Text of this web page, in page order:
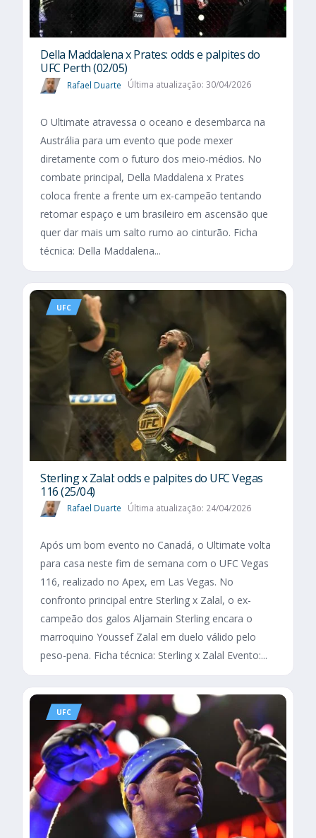
Della Maddalena x Prates: odds e palpites do
UFC Perth (02/05)
Rafael Duarte Última atualização: 30/04/2026
O Ultimate atravessa o oceano e desembarca na
Austrália para um evento que pode mexer
diretamente com o futuro dos meio-médios. No
combate principal, Della Maddalena x Prates
coloca frente a frente um ex-campeão tentando
retomar espaço e um brasileiro em ascensão que
quer dar mais um salto rumo ao cinturão. Ficha
técnica: Della Maddalena...
UFC
Sterling x Zalal: odds e palpites do UFC Vegas
116 (25/04)
Rafael Duarte Última atualização: 24/04/2026
Após um bom evento no Canadá, o Ultimate volta
para casa neste fim de semana com o UFC Vegas
116, realizado no Apex, em Las Vegas. No
confronto principal entre Sterling x Zalal, o ex-
campeão dos galos Aljamain Sterling encara o
marroquino Youssef Zalal em duelo válido pelo
peso-pena. Ficha técnica: Sterling x Zalal Evento:...
UFC